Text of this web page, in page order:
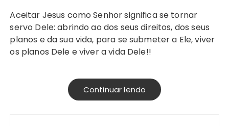
Aceitar Jesus como Senhor significa se tornar
servo Dele: abrindo ao dos seus direitos, dos seus
planos e da sua vida, para se submeter a Ele, viver
os planos Dele e viver a vida Dele!!
Continuar lendo